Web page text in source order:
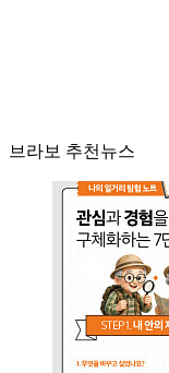
브라보 추천뉴스